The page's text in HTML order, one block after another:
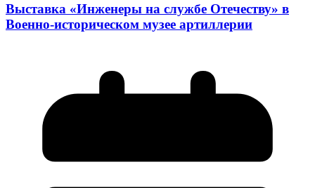
Выставка «Инженеры на службе Отечеству» в
Военно-историческом музее артиллерии